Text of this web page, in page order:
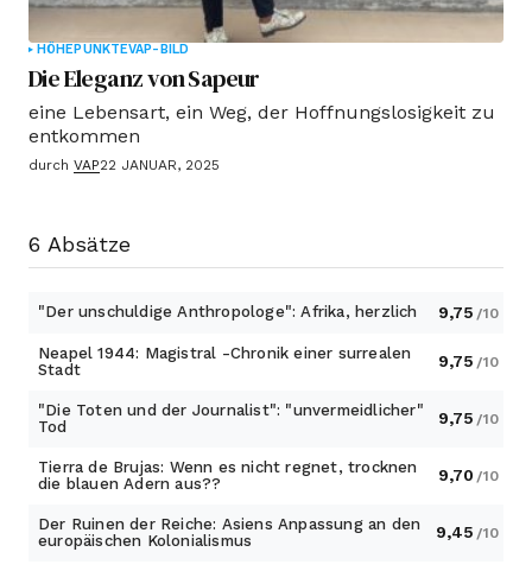
HÖHEPUNKTEVAP-BILD
Die Eleganz von Sapeur
eine Lebensart, ein Weg, der Hoffnungslosigkeit zu
entkommen
durch VAP22 JANUAR, 2025
6 Absätze
"Der unschuldige Anthropologe": Afrika, herzlich 9,75 /10
Neapel 1944: Magistral -Chronik einer surrealen
Stadt
9,75 /10
"Die Toten und der Journalist": "unvermeidlicher"
Tod
9,75 /10
Tierra de Brujas: Wenn es nicht regnet, trocknen
die blauen Adern aus??
9,70 /10
Der Ruinen der Reiche: Asiens Anpassung an den
europäischen Kolonialismus
9,45 /10